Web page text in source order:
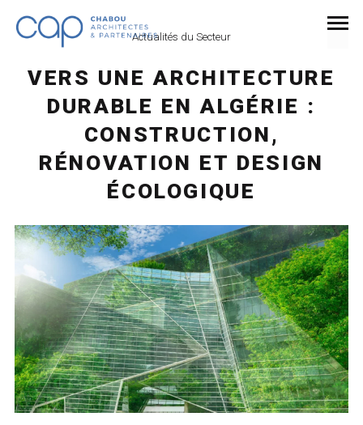
Actualités du Secteur
VERS UNE ARCHITECTURE
DURABLE EN ALGÉRIE :
CONSTRUCTION,
RÉNOVATION ET DESIGN
ÉCOLOGIQUE